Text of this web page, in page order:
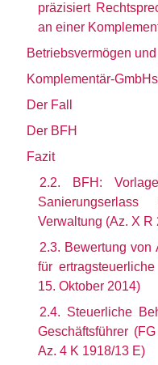
präzisiert
an einer
Betriebsvermögen
Komplementär-GmbHs
Der Fall
Der BFH
Fazit
2.2. BFH:
Verwaltung (Az. X R
2.3. Bewertung von
für
15. Oktober 2014)
2.4. Steuerliche
Geschäftsführer
Az. 4 K 1918/13 E)